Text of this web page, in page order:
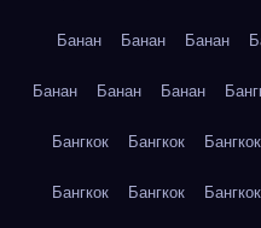
Банан Банан Банан
Банан Банан Банан
Бангкок Бангкок Бангкок
Бангкок Бангкок Бангкок